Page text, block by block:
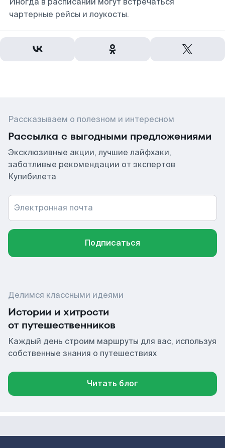
чартерные рейсы и лоукосты.
Рассказываем о полезном и интересном
Рассылка с выгодными предложениями
Эксклюзивные акции, лучшие лайфхаки,
заботливые рекомендации от экспертов
Купибилета
Электронная почта
Подписаться
Делимся классными идеями
Истории и хитрости
от путешественников
Каждый день строим маршруты для вас, используя
собственные знания о путешествиях
Читать блог